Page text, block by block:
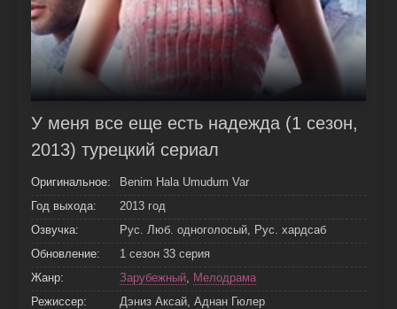
У меня все еще есть надежда (1 сезон,
2013) турецкий сериал
Оригинальное:
Benim Hala Umudum Var
Год выхода:
2013 год
Озвучка:
Рус. Люб. одноголосый, Рус. хардсаб
Обновление:
1 сезон 33 серия
Жанр:
Зарубежный, Мелодрама
Режиссер:
Дэниз Аксай, Аднан Гюлер